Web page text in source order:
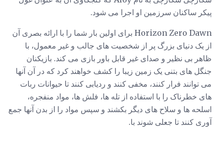
پیکر ساکنان سرزمین او اجرا می شود.
Horizon Zero Dawn برای اولین بار شما را با ارائه بصری آن
از یک دنیای بزرگ پر از شخصیت های جالب و غیر معمول، با
ظاهر بی نظیر و صدای غیر قابل باور بازی می کند. بازیکنان
جنگل های بتنی یک زمین زیبا را کشف خواهند کرد که در آن آنها
می توانند فرار کنند، مخفی کنند و ردیابی کنند تا حیوانات ربات
های خطرناک را با استفاده از تله ها، فلش ها، مواد منفجره،
اسلحه ها و سلاح های دیگر بکشند و سپس مواد را از بدن آنها جمع
آوری کنند تا جعلی شوند با.